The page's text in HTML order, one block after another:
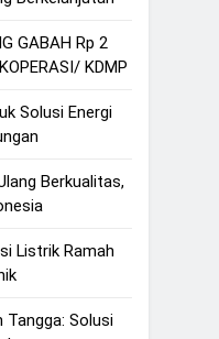
GABAH Rp 2
KDMP
Solusi Energi
Berkualitas,
Listrik Ramah
Tangga: Solusi